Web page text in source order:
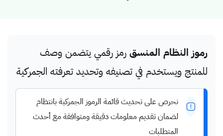
رموز النظام المنسق رمز رقمي يتضمن وصف
للمنتج ويستخدم في تصنيفه وتحديد تعرفته الجمركية
نحرص على تحديث قائمة الرموز الجمركية بانتظام
لضمان تقديم معلومات دقيقة ومتوافقة مع أحدث
المتطلبات